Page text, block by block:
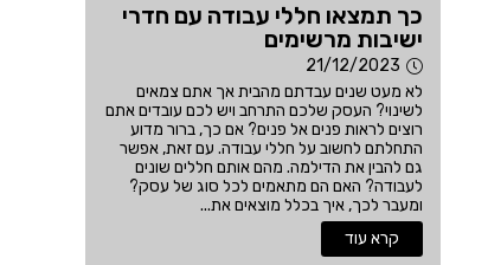
כך תמצאו חללי עבודה עם חדרי
ישיבות מרשימים
21/12/2023
לא מעט שנים עבדתם מהבית אך אתם צמאים
לשינוי? העסק שלכם התרחב ויש לכם עובדים אתם
רוצים לראות פנים אל פנים? אם כך, ברור מדוע
התחלתם לחשוב על חללי עבודה. עם זאת, אפשר
גם להבין את הדילמה. מהם אותם חללים שונים
לעבודה? האם הם מתאמים לכל סוג של עסק?
ומעבר לכך, איך בכלל מוצאים את...
קרא עוד